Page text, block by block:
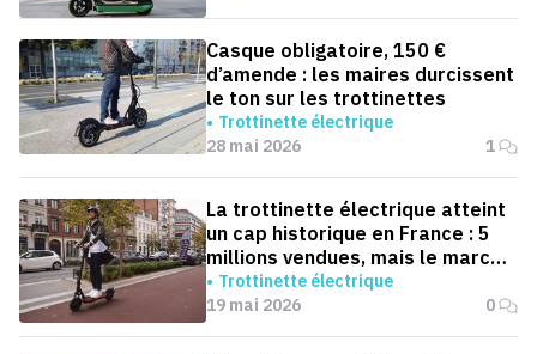
Casque obligatoire, 150 €
d’amende : les maires durcissent
le ton sur les trottinettes
Trottinette électrique
28 mai 2026
1
La trottinette électrique atteint
un cap historique en France : 5
millions vendues, mais le marché
ralentit
Trottinette électrique
19 mai 2026
0